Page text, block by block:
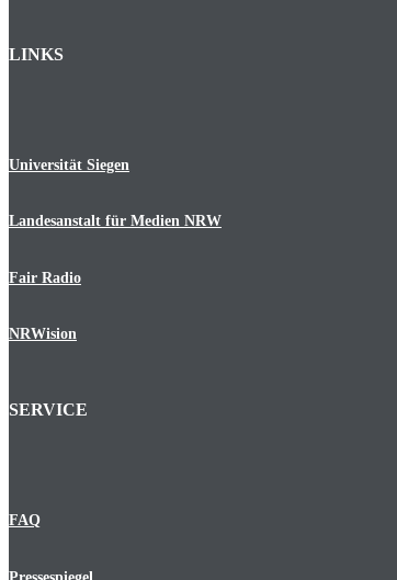
LINKS
Universität Siegen
Landesanstalt für Medien NRW
Fair Radio
NRWision
SERVICE
FAQ